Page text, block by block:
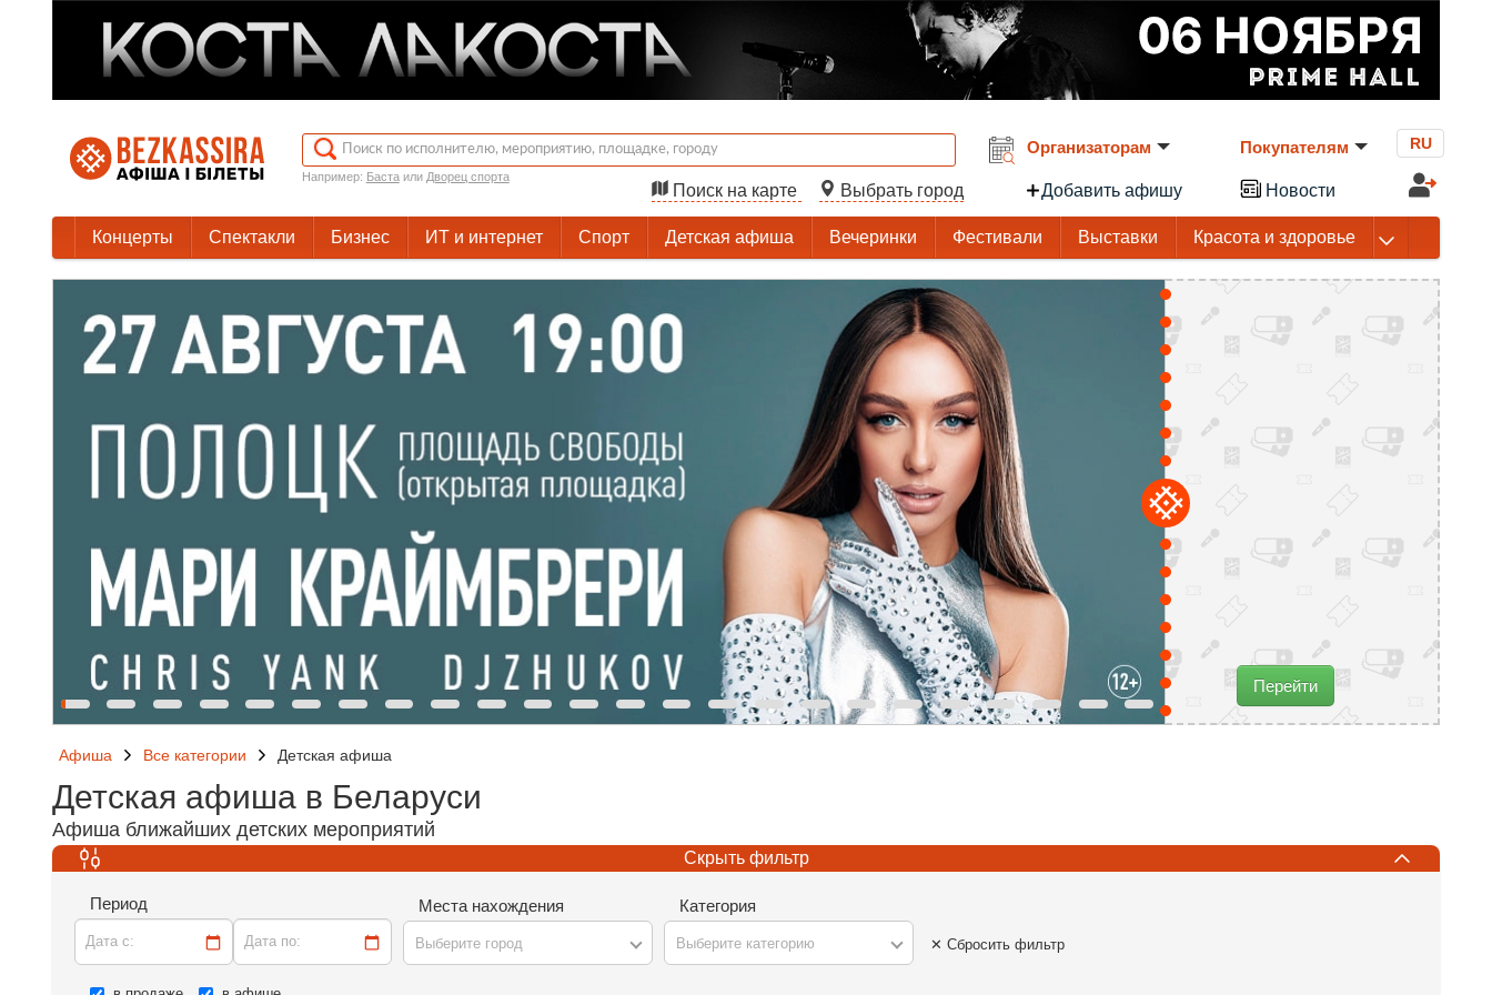
Например: Бастаили Дворец спорта
Поиск на карте Выбрать город
Организаторам
Добавить афишу
Покупателям
Новости
RU
Концерты Спектакли Бизнес ИТ и интернет Спорт Детская афиша Вечеринки Фестивали Выставки Красота и здоровье
16 августа
Купить билет
Афиша Все категории Детская афиша
Детская афиша в Беларуси
Афиша ближайших детских мероприятий
Скрыть фильтр
Период
Дата c: Дата по:
Места нахождения
Выберите город
Категория
Выберите категорию ✕ Сбросить фильтр